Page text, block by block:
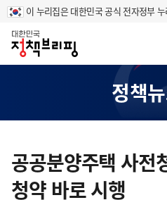
이 누리집은 대한민국 공식 전자정부
홈
정책
텐
츠
영
공공분양주택 사
청약 바로 시행